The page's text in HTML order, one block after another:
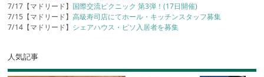
7/17【マドリード】 国際交流ピクニック 第3弾！(17日開催)
7/15【マドリード】高級寿司店にてホール・キッチンスタッフ募集
7/14【マドリード】 シェアハウス・ピソ入居者を募集
人気記事